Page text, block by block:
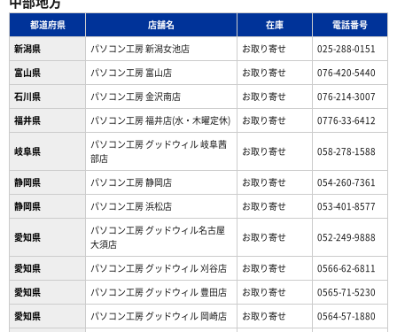
都道府県 店舗名 在庫
電話番号
新潟県
パソコン工房 新潟女池店 お取り寄せ
025-288-0151
富山県
パソコン工房 富山店 お取り寄せ
076-420-5440
石川県
パソコン工房 金沢南店 お取り寄せ
076-214-3007
福井県
パソコン工房 福井店(水・木曜定休) お取り寄せ 0776-33-6412
岐阜県
パソコン工房 グッドウィル 岐阜茜
部店
お取り寄せ 058-278-1588
静岡県 パソコン工房 静岡店 お取り寄せ
054-260-7361
静岡県
パソコン工房 浜松店 お取り寄せ 053-401-8577
愛知県
パソコン工房 グッドウィル名古屋
大須店
お取り寄せ 052-249-9888
愛知県 パソコン工房 グッドウィル 刈谷店 お取り寄せ
0566-62-6811
愛知県
パソコン工房 グッドウィル 豊田店 お取り寄せ
0565-71-5230
愛知県
パソコン工房 グッドウィル 岡崎店 お取り寄せ
0564-57-1880